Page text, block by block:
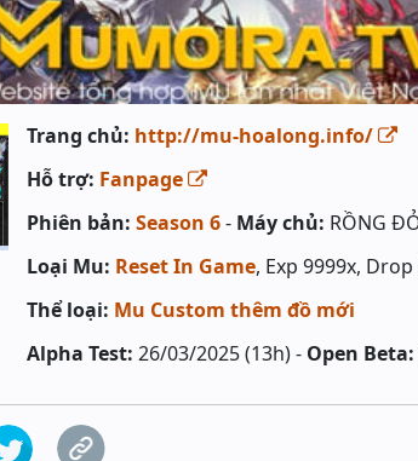
Trang chủ: http://mu-hoalong.info/
Hỗ trợ: Fanpage
Phiên bản: Season 6- Máy chủ: RỒNG
Loại Mu: Reset In Game, Exp 9999x, Drop
Thể loại: Mu Custom thêm đồ mới
Alpha Test: 26/03/2025 (13h) - Open Beta: